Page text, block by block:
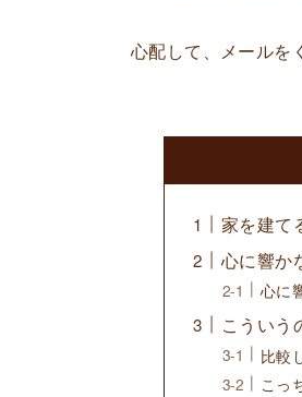
心配して、メールを
家を建て
心に響か
心に
こういう
比較
こっ